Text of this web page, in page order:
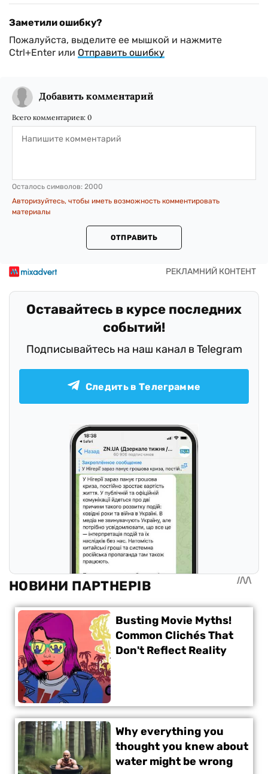
Заметили ошибку?
Пожалуйста, выделите ее мышкой и нажмите
Ctrl+Enter или Отправить ошибку
Добавить комментарий
Всего комментариев: 0
Осталось символов: 2000
Авторизуйтесь, чтобы иметь возможность комментировать
материалы
ОТПРАВИТЬ
Оставайтесь в курсе последних
событий!
Подписывайтесь на наш канал в Telegram
Следить в Телеграмме